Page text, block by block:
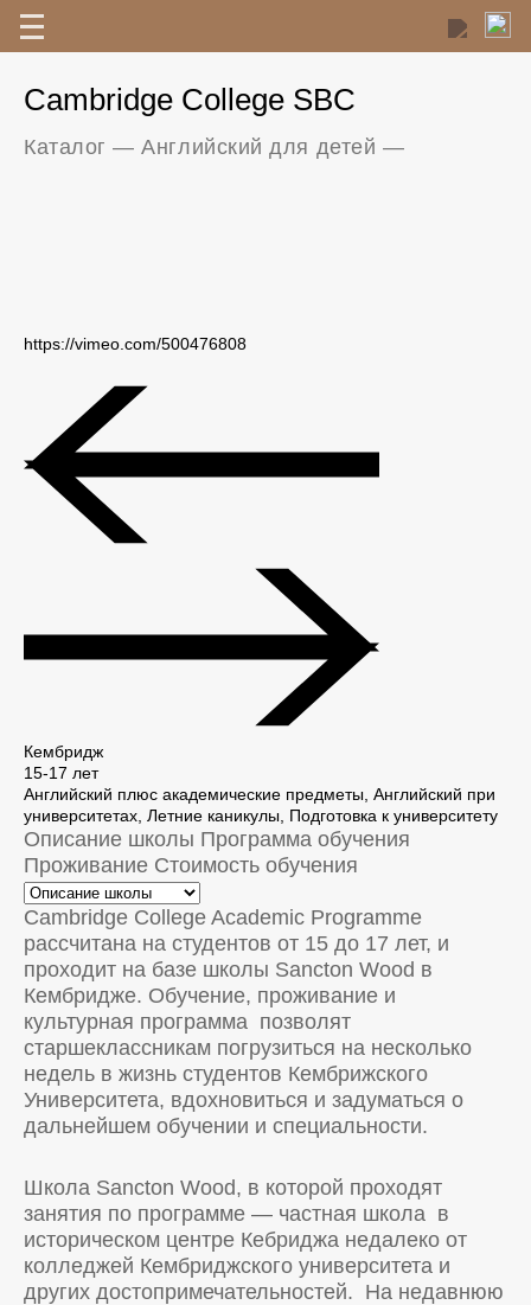
Cambridge College SBC
Каталог —Английский для детей —
https://vimeo.com/500476808
Кембридж
15-17 лет
Английский плюс академические предметы, Английский при
университетах, Летние каникулы, Подготовка к университету
Описание школы Программа обучения
Проживание Стоимость обучения
Cambridge College Academic Programme
рассчитана на студентов от 15 до 17 лет, и
проходит на базе школы Sancton Wood в
Кембридже. Обучение, проживание и
культурная программа позволят
старшеклассникам погрузиться на несколько
недель в жизнь студентов Кембрижского
Университета, вдохновиться и задуматься о
дальнейшем обучении и специальности.
Школа Sancton Wood, в которой проходят
занятия по программе — частная школа в
историческом центре Кебриджа недалеко от
колледжей Кембриджского университета и
других достопримечательностей. На недавнюю